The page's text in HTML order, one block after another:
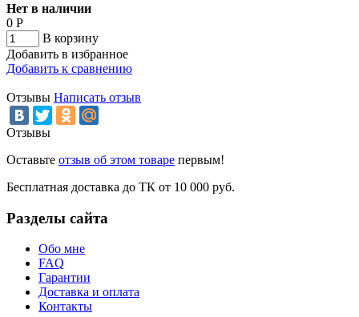
Нет в наличии
0 Р
В корзину
Добавить в избранное
Добавить к сравнению
Отзывы Написать отзыв
Отзывы
Оставьте отзыв об этом товаре первым!
Бесплатная доставка до ТК от 10 000 руб.
Разделы сайта
Обо мне
FAQ
Гарантии
Доставка и оплата
Контакты